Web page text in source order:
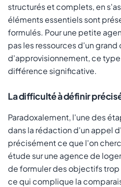
structurés et complets, en
éléments essentiels sont
formulés. Pour une petite
pas les ressources d'un
d'approvisionnement, ce
différence significative.
La difficulté à définir
Paradoxalement, l'une des
dans la rédaction d'un appel
précisément ce que l'on
étude sur une agence de
de formuler des objectifs trop
ce qui complique la